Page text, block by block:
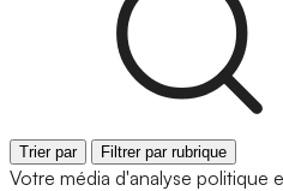
Trier par Filtrer par rubrique
Votre média d'analyse politique